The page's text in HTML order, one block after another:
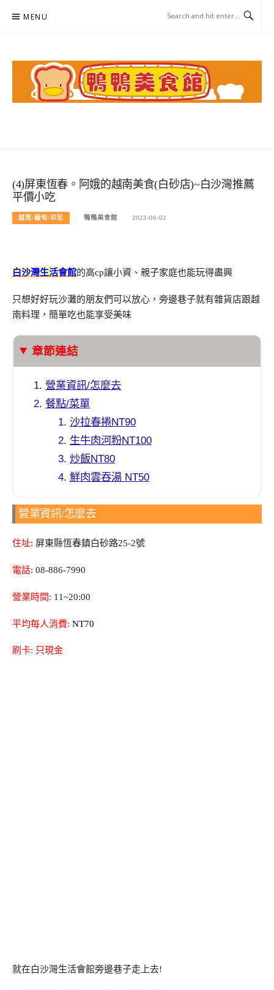
MENU
(4)屏東恆春。阿娥的越南美食(白砂店)~白沙灣推薦
平價小吃
越南/緬甸/印尼 鴨鴨美食館 2023-06-02
白沙灣生活會館的高cp讓小資、親子家庭也能玩得盡興
只想好好玩沙灘的朋友們可以放心，旁邊巷子就有雜貨店跟越
南料理，簡單吃也能享受美味
章節連結
營業資訊/怎麼去
餐點/菜單
沙拉春捲NT90
生牛肉河粉NT100
炒飯NT80
鮮肉雲吞湯 NT50
營業資訊/怎麼去
住址: 屏東縣恆春鎮白砂路25-2號
電話: 08-886-7990
營業時間: 11~20:00
平均每人消費: NT70
刷卡: 只現金
就在白沙灣生活會館旁邊巷子走上去!